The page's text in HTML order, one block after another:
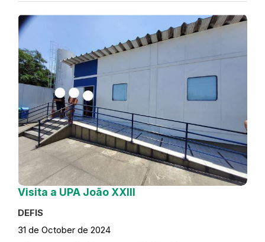
Visita a UPA João XXIII
DEFIS
31 de October de 2024